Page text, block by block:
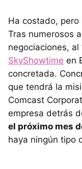
Ha costado,
Tras numerosos
negociaciones,
SkyShowtime en
concretada.
que tendrá la
Comcast
empresa detrás
el próximo mes
haya ningún tipo